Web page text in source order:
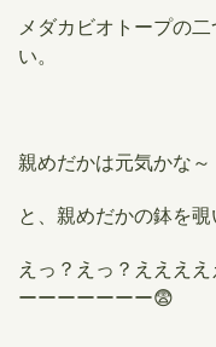
メダカビオトープの
い。
親めだかは元気かな～
と、親めだかの鉢を覗
えっ？えっ？えええ
ーーーーーーー😨